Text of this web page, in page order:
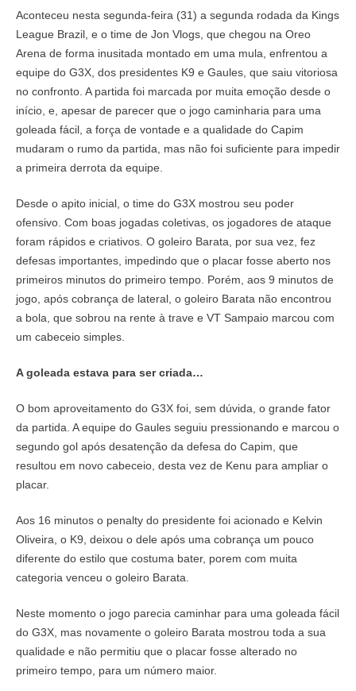
Aconteceu nesta segunda-feira (31) a segunda rodada da Kings
League Brazil, e o time de Jon Vlogs, que chegou na Oreo
Arena de forma inusitada montado em uma mula, enfrentou a
equipe do G3X, dos presidentes K9 e Gaules, que saiu vitoriosa
no confronto. A partida foi marcada por muita emoção desde o
início, e, apesar de parecer que o jogo caminharia para uma
goleada fácil, a força de vontade e a qualidade do Capim
mudaram o rumo da partida, mas não foi suficiente para impedir
a primeira derrota da equipe.
Desde o apito inicial, o time do G3X mostrou seu poder
ofensivo. Com boas jogadas coletivas, os jogadores de ataque
foram rápidos e criativos. O goleiro Barata, por sua vez, fez
defesas importantes, impedindo que o placar fosse aberto nos
primeiros minutos do primeiro tempo. Porém, aos 9 minutos de
jogo, após cobrança de lateral, o goleiro Barata não encontrou
a bola, que sobrou na rente à trave e VT Sampaio marcou com
um cabeceio simples.
A goleada estava para ser criada…
O bom aproveitamento do G3X foi, sem dúvida, o grande fator
da partida. A equipe do Gaules seguiu pressionando e marcou o
segundo gol após desatenção da defesa do Capim, que
resultou em novo cabeceio, desta vez de Kenu para ampliar o
placar.
Aos 16 minutos o penalty do presidente foi acionado e Kelvin
Oliveira, o K9, deixou o dele após uma cobrança um pouco
diferente do estilo que costuma bater, porem com muita
categoria venceu o goleiro Barata.
Neste momento o jogo parecia caminhar para uma goleada fácil
do G3X, mas novamente o goleiro Barata mostrou toda a sua
qualidade e não permitiu que o placar fosse alterado no
primeiro tempo, para um número maior.